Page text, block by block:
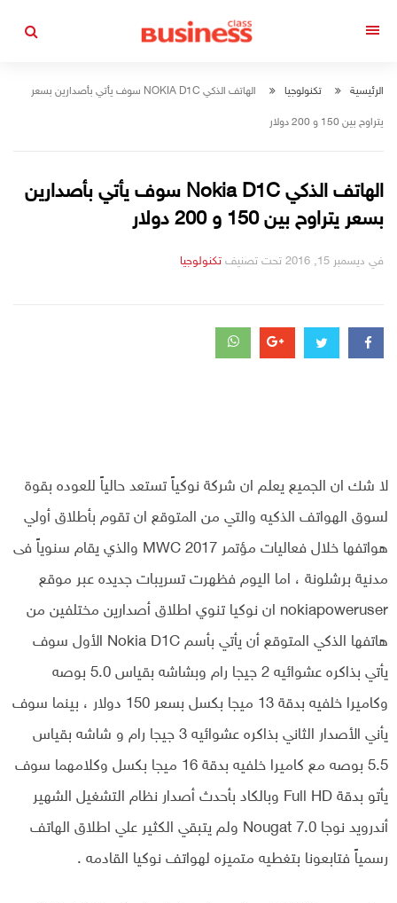
الرئيسية تكنولوجيا الهاتف الذكي NOKIA D1C سوف يأتي بأصدارين بسعر
يتراوح بين 150 و 200 دولار
الهاتف الذكي Nokia D1C سوف يأتي بأصدارين
بسعر يتراوح بين 150 و 200 دولار
في ديسمبر 15, 2016 تحت تصنيف التصانيف
تكنولوجيا
لا شك ان الجميع يعلم ان شركة نوكياً تستعد حالياً للعوده بقوة
لسوق الهواتف الذكيه والتي من المتوقع ان تقوم بأطلاق أولي
هواتفها خلال فعاليات مؤتمر MWC 2017 والذي يقام سنوياً فى
مدنية برشلونة ، اما اليوم فظهرت تسريبات جديده عبر موقع
nokiapoweruser ان نوكيا تنوي اطلاق أصدارين مختلفين من
هاتفها الذكي المتوقع أن يأتي بأسم Nokia D1C الأول سوف
يأتي بذاكره عشوائيه 2 جيجا رام وبشاشه بقياس 5.0 بوصه
وكاميرا خلفيه بدقة 13 ميجا بكسل بسعر 150 دولار ، بينما سوف
يأني الأصدار الثاني بذاكره عشوائيه 3 جيجا رام و شاشه بقياس
5.5 بوصه مع كاميرا خلفيه بدقة 16 ميجا بكسل وكلامهما سوف
يأتو بدقة Full HD وبالكاد بأحدث أصدار نظام التشغيل الشهير
أندرويد نوجا 7.0 Nougat ولم يتبقي الكثير علي اطلاق الهاتف
رسمياً فتابعونا بتغطيه متميزه لهواتف نوكيا القادمه .